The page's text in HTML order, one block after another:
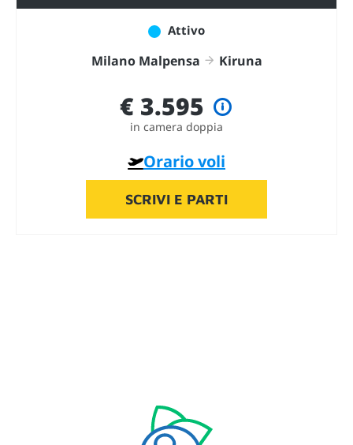
Attivo
Milano Malpensa Kiruna
€ 3.595
in camera doppia
Orario voli
SCRIVI E PARTI